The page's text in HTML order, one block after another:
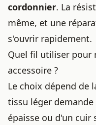
cordonnier. La
même, et une
s'ouvrir rapidement.
Quel fil utiliser pour
accessoire ?
Le choix dépend de
tissu léger
épaisse ou d'un cuir